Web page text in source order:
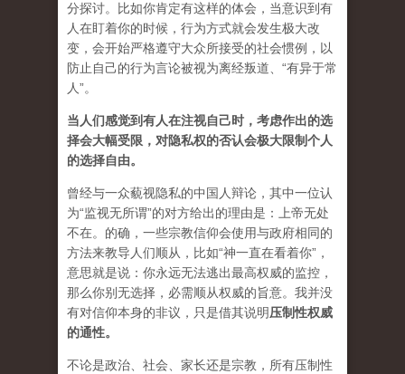
分探讨。比如你肯定有这样的体会，当意识到有
人在盯着你的时候，行为方式就会发生极大改
变，会开始严格遵守大众所接受的社会惯例，以
防止自己的行为言论被视为离经叛道、“有异于常
人”。
当人们感觉到有人在注视自己时，考虑作出的选
择会大幅受限，对隐私权的否认会极大限制个人
的选择自由。
曾经与一众藐视隐私的中国人辩论，其中一位认
为“监视无所谓”的对方给出的理由是：上帝无处
不在。的确，一些宗教信仰会使用与政府相同的
方法来教导人们顺从，比如“神一直在看着你”，
意思就是说：你永远无法逃出最高权威的监控，
那么你别无选择，必需顺从权威的旨意。我并没
有对信仰本身的非议，只是借其说明压制性权威
的通性。
不论是政治、社会、家长还是宗教，所有压制性